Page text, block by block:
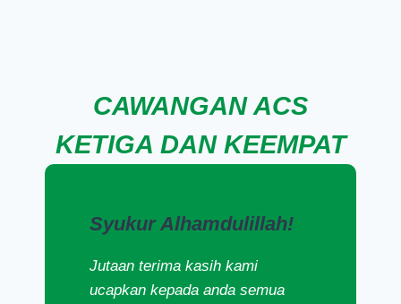
CAWANGAN ACS
KETIGA DAN KEEMPAT
Syukur Alhamdulillah!
Jutaan terima kasih kami
ucapkan kepada anda semua